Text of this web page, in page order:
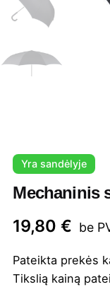
Yra sandėlyje
Mechaninis
19,80€ be
Pateikta prekės
Tikslią kainą